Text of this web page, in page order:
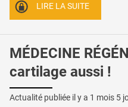
LIRE LA SUITE
MÉDECINE
cartilage aussi !
Actualité publiée il y a 1 mois 5